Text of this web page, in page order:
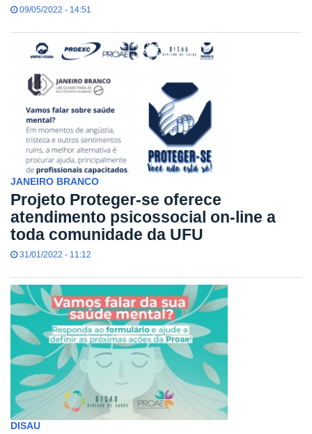
09/05/2022 - 14:51
JANEIRO BRANCO
Projeto Proteger-se oferece
atendimento psicossocial on-line a
toda comunidade da UFU
31/01/2022 - 11:12
DISAU